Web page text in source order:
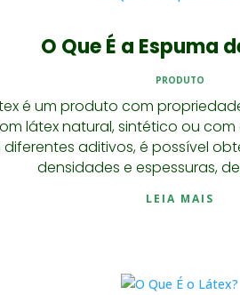
O Que É a Espuma
PRODUTO
é um produto com
látex natural, sintético ou
aditivos, é possível
densidades e espessuras,
LEIA MAIS